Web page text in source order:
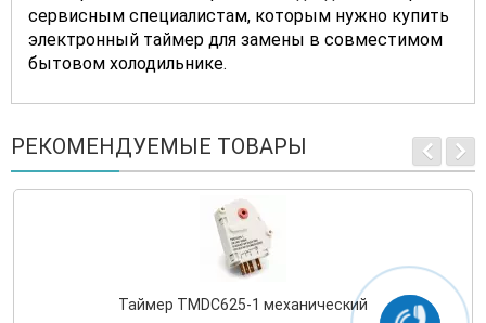
сервисным специалистам, которым нужно купить
электронный таймер для замены в совместимом
бытовом холодильнике.
РЕКОМЕНДУЕМЫЕ ТОВАРЫ
Таймер TMDC625-1 механический